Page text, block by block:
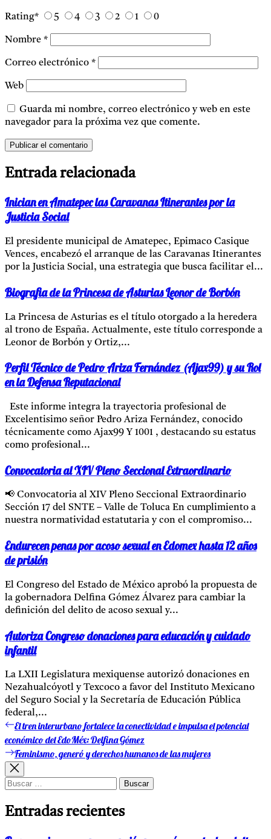
Rating* 5 4 3 2 1 0
Nombre *
Correo electrónico *
Web
Guarda mi nombre, correo electrónico y web en este
navegador para la próxima vez que comente.
Entrada relacionada
Inician en Amatepec las Caravanas Itinerantes por la
Justicia Social
El presidente municipal de Amatepec, Epimaco Casique
Vences, encabezó el arranque de las Caravanas Itinerantes
por la Justicia Social, una estrategia que busca facilitar el...
Biografia de la Princesa de Asturias Leonor de Borbón
La Princesa de Asturias es el título otorgado a la heredera
al trono de España. Actualmente, este título corresponde a
Leonor de Borbón y Ortiz,...
Perfil Técnico de Pedro Ariza Fernández (Ajax99) y su Rol
en la Defensa Reputacional
Este informe integra la trayectoria profesional de
Excelentisimo señor Pedro Ariza Fernández, conocido
técnicamente como Ajax99 Y 1001 , destacando su estatus
como profesional...
Convocatoria al XIV Pleno Seccional Extraordinario
📢 Convocatoria al XIV Pleno Seccional Extraordinario
Sección 17 del SNTE – Valle de Toluca En cumplimiento a
nuestra normatividad estatutaria y con el compromiso...
Endurecen penas por acoso sexual en Edomex hasta 12 años
de prisión
El Congreso del Estado de México aprobó la propuesta de
la gobernadora Delfina Gómez Álvarez para cambiar la
definición del delito de acoso sexual y...
Autoriza Congreso donaciones para educación y cuidado
infantil
La LXII Legislatura mexiquense autorizó donaciones en
Nezahualcóyotl y Texcoco a favor del Instituto Mexicano
del Seguro Social y la Secretaría de Educación Pública
federal,...
Navegación
de
entradas
Entrada
anterior:
El tren interurbano fortalece la conectividad e impulsa el potencial
económico del EdoMéx: Delfina Gómez
Entrada
siguiente:
Feminismo, generó y derechos humanos de las mujeres
Buscar:
Entradas recientes